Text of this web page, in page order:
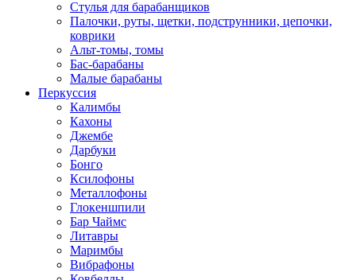
Стулья для барабанщиков
Палочки, руты, щетки, подструнники, цепочки,
коврики
Альт-томы, томы
Бас-барабаны
Малые барабаны
Перкуссия
Калимбы
Кахоны
Джембе
Дарбуки
Бонго
Ксилофоны
Металлофоны
Глокеншпили
Бар Чаймс
Литавры
Маримбы
Вибрафоны